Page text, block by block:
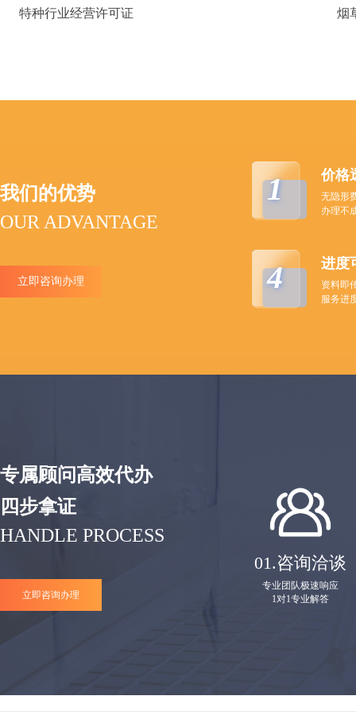
特种行业经营许可证 烟
我们的优势
OUR ADVANTAGE
立即咨询办理
1 价格
无隐形
办理不
4 进度
资料即
服务进
专属顾问高效代办
四步拿证
HANDLE PROCESS
立即咨询办理
01.咨询洽谈
专业团队极速响应
1对1专业解答